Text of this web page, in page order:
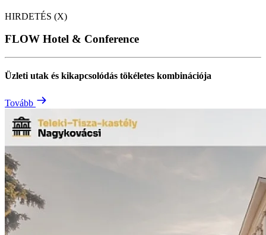
HIRDETÉS (X)
FLOW Hotel & Conference
Üzleti utak és kikapcsolódás tökéletes kombinációja
Tovább